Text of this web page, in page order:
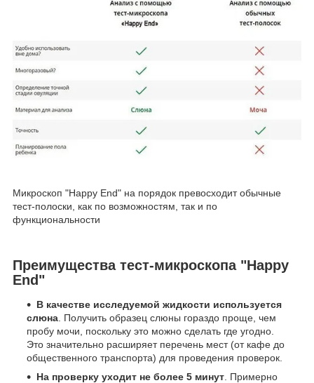
Микроскоп "Happy End" на порядок превосходит обычные
тест-полоски, как по возможностям, так и по
функциональности
Преимущества тест-микроскопа "Happy
End"
В качестве исследуемой жидкости используется
слюна. Получить образец слюны гораздо проще, чем
пробу мочи, поскольку это можно сделать где угодно.
Это значительно расширяет перечень мест (от кафе до
общественного транспорта) для проведения проверок.
На проверку уходит не более 5 минут. Примерно